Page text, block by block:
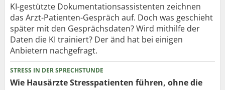
KI-gestützte Dokumentationsassistenten zeichnen
das Arzt-Patienten-Gespräch auf. Doch was geschieht
später mit den Gesprächsdaten? Wird mithilfe der
Daten die KI trainiert? Der änd hat bei einigen
Anbietern nachgefragt.
STRESS IN DER SPRECHSTUNDE
Wie Hausärzte Stresspatienten führen, ohne die